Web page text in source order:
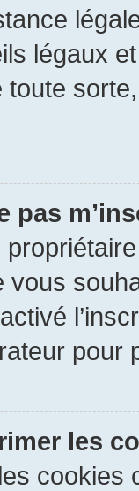
légaux
pas
vous
les
cookies